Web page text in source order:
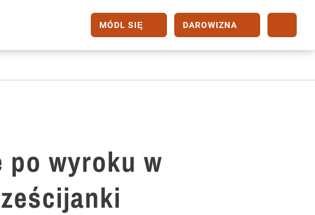
MÓDL SIĘ DAROWIZNA
po wyroku w